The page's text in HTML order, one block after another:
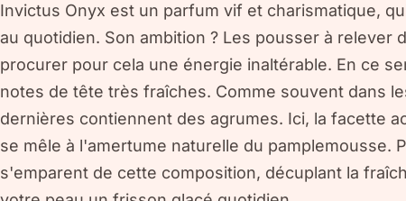
Invictus Onyx est un parfum vif et charismatique,
au quotidien. Son ambition ? Les pousser à relever
procurer pour cela une énergie inaltérable. En ce
notes de tête très fraîches. Comme souvent dans
dernières contiennent des agrumes. Ici, la facette
se mêle à l'amertume naturelle du pamplemousse.
s'emparent de cette composition, décuplant la